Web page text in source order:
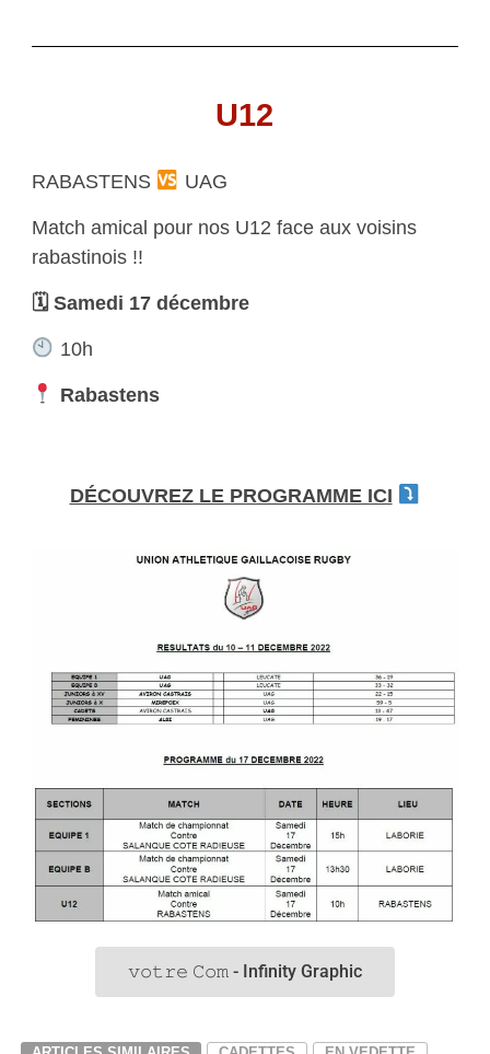
U12
RABASTENS
UAG
Match amical pour nos U12 face aux voisins
rabastinois !!
🗓 Samedi 17 décembre
10h
Rabastens
DÉCOUVREZ LE PROGRAMME ICI
𝚟𝚘𝚝𝚛𝚎 𝙲𝚘𝚖 - Infinity Graphic